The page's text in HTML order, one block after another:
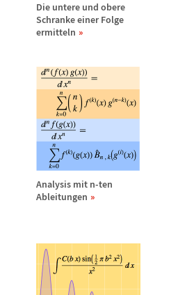
Die untere und obere
Schranke einer Folge
ermitteln
Analysis mit n-ten
Ableitungen